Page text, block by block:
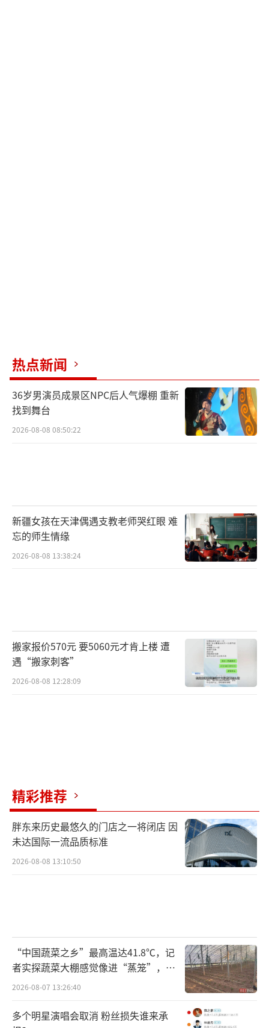
热点新闻
36岁男演员成景区NPC后人气爆棚 重新
找到舞台
2026-08-08 08:50:22
新疆女孩在天津偶遇支教老师哭红眼 难
忘的师生情缘
2026-08-08 13:38:24
搬家报价570元 要5060元才肯上楼 遭
遇“搬家刺客”
2026-08-08 12:28:09
精彩推荐
胖东来历史最悠久的门店之一将闭店 因
未达国际一流品质标准
2026-08-08 13:10:50
“中国蔬菜之乡”最高温达41.8℃，记
者实探蔬菜大棚感觉像进“蒸笼”，有
村民称只能凌晨两点起来干活
2026-08-07 13:26:40
多个明星演唱会取消 粉丝损失谁来承